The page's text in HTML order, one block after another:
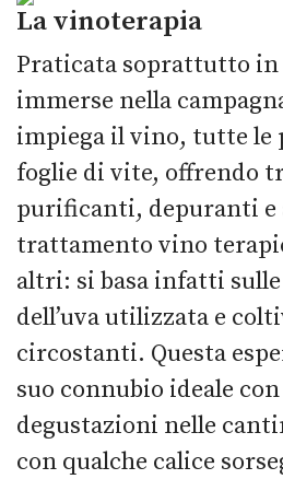
La vinoterapia
Praticata soprattutto in
immerse nella
impiega il vino, tutte le
foglie di vite, offrendo
purificanti, depuranti e
trattamento vino
altri: si basa infatti
dell’uva utilizzata e
circostanti. Questa
suo connubio ideale
degustazioni nelle
con qualche calice